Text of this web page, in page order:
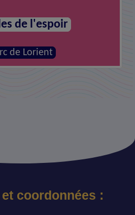
de l'espoir
de Lorient
coordonnées :